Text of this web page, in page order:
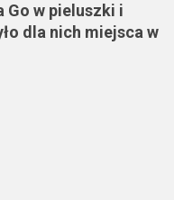
Go w pieluszki i
dla nich miejsca w